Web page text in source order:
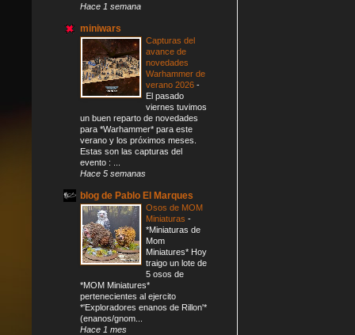
Hace 1 semana
miniwars
Capturas del
avance de
novedades
Warhammer de
verano 2026 -
El pasado
viernes tuvimos
un buen reparto de novedades
para *Warhammer* para este
verano y los próximos meses.
Estas son las capturas del
evento : ...
Hace 5 semanas
blog de Pablo El Marques
Osos de MOM
Miniaturas -
*Miniaturas de
Mom
Miniatures* Hoy
traigo un lote de
5 osos de
*MOM Miniatures*
pertenecientes al ejercito
*'Exploradores enanos de Rillon'*
(enanos/gnom...
Hace 1 mes